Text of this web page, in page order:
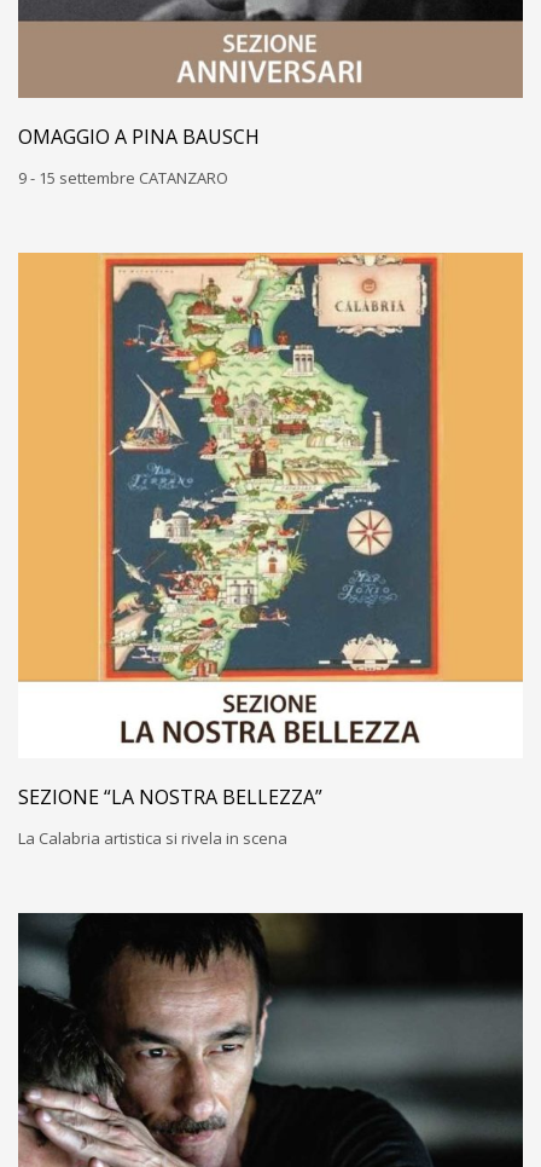
OMAGGIO A PINA BAUSCH
9 - 15 settembre CATANZARO
SEZIONE “LA NOSTRA BELLEZZA”
La Calabria artistica si rivela in scena